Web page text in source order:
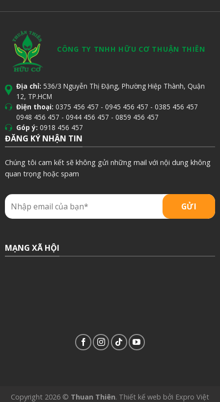
CÔNG TY TNHH HỮU CƠ THUẬN THIÊN
Địa chỉ: 536/3 Nguyễn Thị Đặng, Phường Hiệp Thành, Quận
12, TP.HCM
Điện thoại: 0375 456 457 - 0945 456 457 - 0385 456 457
0948 456 457 - 0944 456 457 - 0859 456 457
Góp ý: 0918 456 457
ĐĂNG KÝ NHẬN TIN
Chúng tôi cam kết sẽ không gửi những mail với nội dung không
quan trọng hoặc spam
MẠNG XÃ HỘI
Copyright 2026 © Thuan Thiên. Thiết kế web bởi Expro Việt